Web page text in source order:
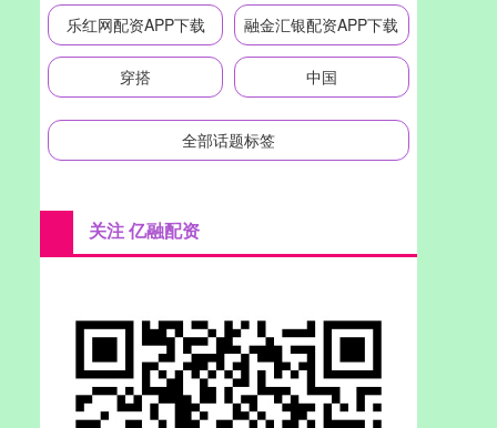
乐红网配资APP下载 融金汇银配资APP下载
穿搭 中国
全部话题标签
关注 亿融配资